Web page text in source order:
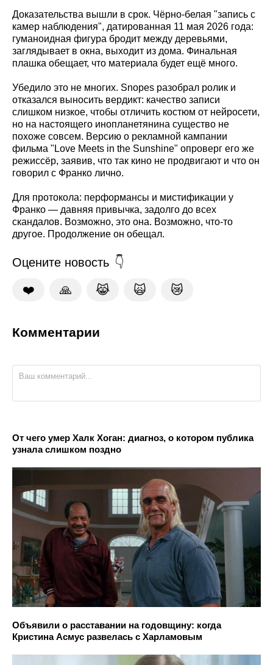
Доказательства вышли в срок. Чёрно-белая "запись с
камер наблюдения", датированная 11 мая 2026 года:
гуманоидная фигура бродит между деревьями,
заглядывает в окна, выходит из дома. Финальная
плашка обещает, что материала будет ещё много.
Убедило это не многих. Snopes разобрал ролик и
отказался выносить вердикт: качество записи
слишком низкое, чтобы отличить костюм от нейросети,
но на настоящего инопланетянина существо не
похоже совсем. Версию о рекламной кампании
фильма "Love Meets in the Sunshine" опроверг его же
режиссёр, заявив, что так кино не продвигают и что он
говорил с Франко лично.
Для протокола: перформансы и мистификации у
Франко — давняя привычка, задолго до всех
скандалов. Возможно, это она. Возможно, что-то
другое. Продолжение он обещал.
Оцените новость
❤️ 🙏 😹 🙀 😿
Комментарии
От чего умер Халк Хоган: диагноз, о котором публика
узнала слишком поздно
Объявили о расставании на годовщину: когда
Кристина Асмус развелась с Харламовым